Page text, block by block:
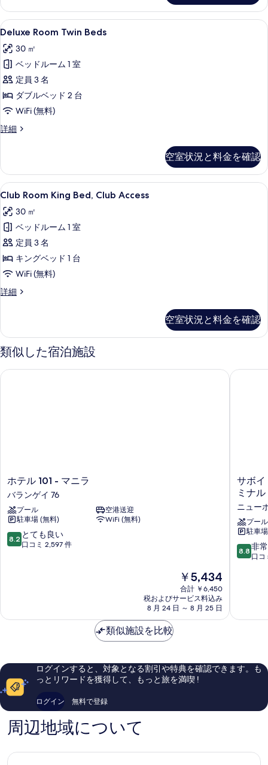
て
の
写
真
を
表
示
す
る
Twin
Bed
の
細
Deluxe
Room
Twin
Beds
の
す
べ
て
真
を
表
示
す
る
Deluxe Room Twin Beds | セーフテ
5
Deluxe Room Twin Beds
30 ㎡
ベッドルーム 1 室
定員 3 名
ダブルベッド 2 台
WiFi (無料)
詳細
Deluxe
の
詳
細
空室状況と料金を確認
Club
Room
King
Bed,
Club
Access
の
す
の
写
を
Club Room King Bed, Club Access |
5
Club Room King Bed, Club Access
30 ㎡
ベッドルーム 1 室
定員 3 名
キングベッド 1 台
WiFi (無料)
詳細
Club
Club
Access
の
細
空室状況と料金を確認
類似した宿泊施設
ホ
テ
ル
101
-
マ
ニ
76
ホテル 101 - マニラ
バランゲイ 76
プール
空港送迎
駐車場 (無料)
WiFi (無料)
10
段
良
ミ
件
件
コ
ミ
8.2 とても良い
口コミ 2,597 件
現
在
の
料
金
￥5,434
合計 ￥6,450
税およびサービス料込み
8 月 24 日 ～ 8 月 25 日
ホテル 101 - マニラ
サ
ボ
イ
ホ
テ
ル
マ
ニ
ポ
タ
ー
サボイ
ミナ
ニュー
プール
駐車
10
段
に
コ
ミ
ミ
8.8 非
口コ
サボイ
類似施設を比較
ログインすると、対象となる割引や特典を確認できます。も
っとリワードを獲得して、もっと旅を満喫 !
ログイン 無料で登録
周辺地域について